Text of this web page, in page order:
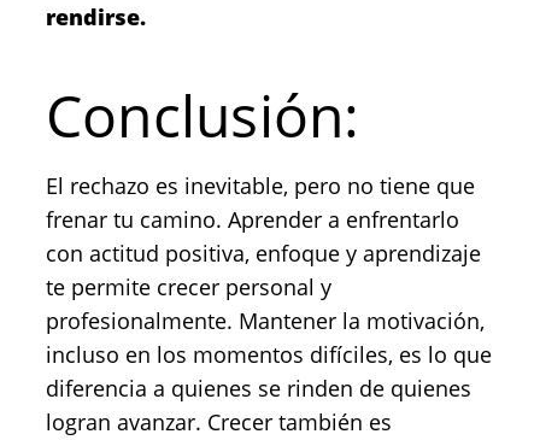
rendirse.
Conclusión:
El rechazo es inevitable, pero no tiene que
frenar tu camino. Aprender a enfrentarlo
con actitud positiva, enfoque y aprendizaje
te permite crecer personal y
profesionalmente. Mantener la motivación,
incluso en los momentos difíciles, es lo que
diferencia a quienes se rinden de quienes
logran avanzar. Crecer también es